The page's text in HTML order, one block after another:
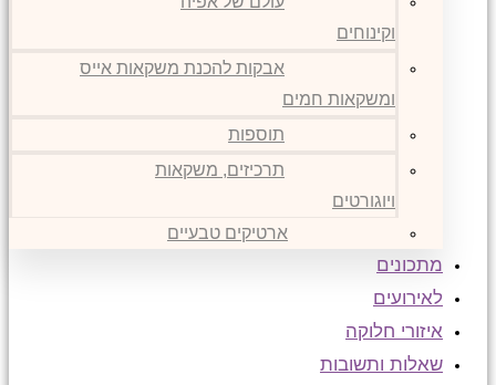
וקינוחים
אבקות להכנת משקאות אייס
ומשקאות חמים
תוספות
תרכיזים, משקאות
ויוגורטים
ארטיקים טבעיים
מתכונים
לאירועים
איזורי חלוקה
שאלות ותשובות